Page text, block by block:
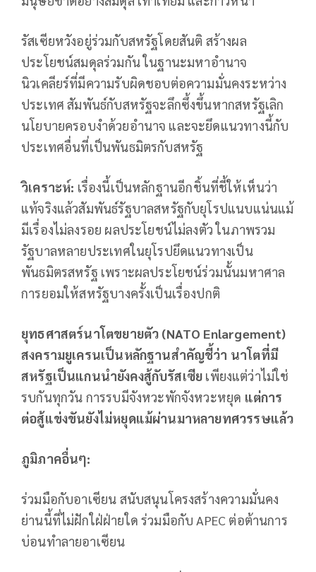
รัสเซียหวังอยู่ร่วมกับสหรัฐโดยสันติ สร้างผล
ประโยชน์สมดุลร่วมกัน ในฐานะมหาอำนาจ
นิวเคลียร์ที่มีความรับผิดชอบต่อความมั่นคงระหว่าง
ประเทศ สัมพันธ์กับสหรัฐจะลึกซึ้งขึ้นหากสหรัฐเลิก
นโยบายครอบงำด้วยอำนาจ และจะยึดแนวทางนี้กับ
ประเทศอื่นที่เป็นพันธมิตรกับสหรัฐ
วิเคราะห์: เรื่องนี้เป็นหลักฐานอีกชิ้นที่ชี้ให้เห็นว่า
แท้จริงแล้วสัมพันธ์รัฐบาลสหรัฐกับยุโรปแนบแน่นแม้
มีเรื่องไม่ลงรอย ผลประโยชน์ไม่ลงตัว ในภาพรวม
รัฐบาลหลายประเทศในยุโรปยึดแนวทางเป็น
พันธมิตรสหรัฐ เพราะผลประโยชน์ร่วมนั้นมหาศาล
การยอมให้สหรัฐบางครั้งเป็นเรื่องปกติ
ยุทธศาสตร์นาโตขยายตัว (NATO Enlargement)
สงครามยูเครนเป็นหลักฐานสำคัญชี้ว่า นาโตที่มี
สหรัฐเป็นแกนนำยังคงสู้กับรัสเซีย เพียงแต่ว่าไม่ใช่
รบกันทุกวัน การรบมีจังหวะพักจังหวะหยุด แต่การ
ต่อสู้แข่งขันยังไม่หยุดแม้ผ่านมาหลายทศวรรษแล้ว
ภูมิภาคอื่นๆ:
ร่วมมือกับอาเซียน สนับสนุนโครงสร้างความมั่นคง
ย่านนี้ที่ไม่ฝักใฝ่ฝ่ายใด ร่วมมือกับ APEC ต่อต้านการ
บ่อนทำลายอาเซียน